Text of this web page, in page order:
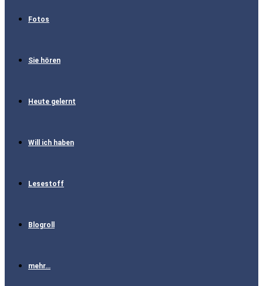
Fotos
Sie hören
Heute gelernt
Will ich haben
Lesestoff
Blogroll
mehr…